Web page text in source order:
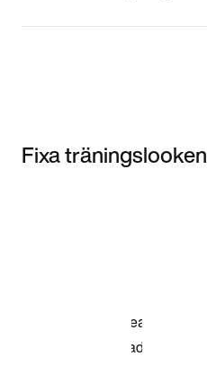
Fixa träningslooken